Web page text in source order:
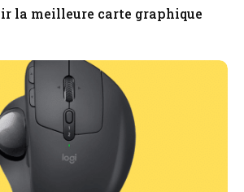
la meilleure carte graphique